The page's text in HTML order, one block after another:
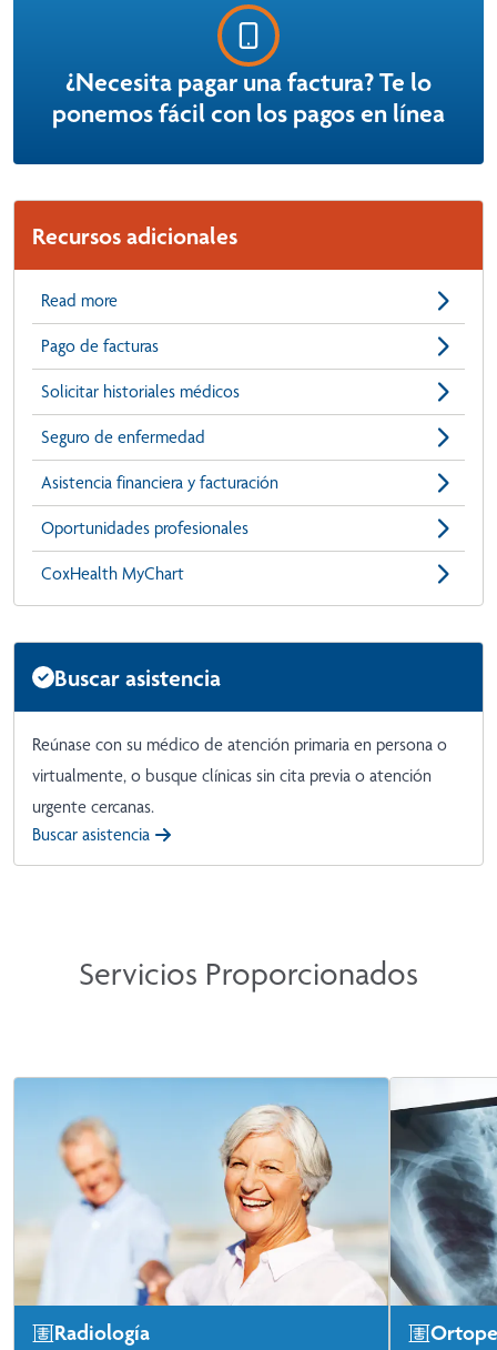
¿Necesita pagar una factura? Te lo
ponemos fácil con los pagos en línea
Recursos adicionales
Read more
Pago de facturas
Solicitar historiales médicos
Seguro de enfermedad
Asistencia financiera y facturación
Oportunidades profesionales
CoxHealth MyChart
Buscar asistencia
Reúnase con su médico de atención primaria en persona o
virtualmente, o busque clínicas sin cita previa o atención
urgente cercanas.
Buscar asistencia
Servicios Proporcionados
Radiología